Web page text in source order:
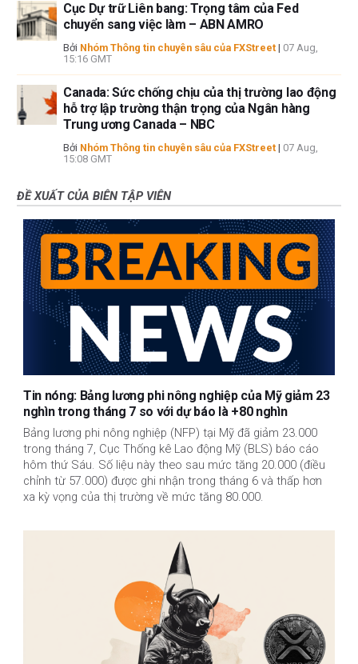
Cục Dự trữ Liên bang: Trọng tâm của Fed
chuyển sang việc làm – ABN AMRO
Bởi Nhóm Thông tin chuyên sâu của FXStreet | 07 Aug,
15:16 GMT
Canada: Sức chống chịu của thị trường lao động
hỗ trợ lập trường thận trọng của Ngân hàng
Trung ương Canada – NBC
Bởi Nhóm Thông tin chuyên sâu của FXStreet | 07 Aug,
15:08 GMT
ĐỀ XUẤT CỦA BIÊN TẬP VIÊN
Tin nóng: Bảng lương phi nông nghiệp của Mỹ giảm 23
nghìn trong tháng 7 so với dự báo là +80 nghìn
Bảng lương phi nông nghiệp (NFP) tại Mỹ đã giảm 23.000
trong tháng 7, Cục Thống kê Lao động Mỹ (BLS) báo cáo
hôm thứ Sáu. Số liệu này theo sau mức tăng 20.000 (điều
chỉnh từ 57.000) được ghi nhận trong tháng 6 và thấp hơn
xa kỳ vọng của thị trường về mức tăng 80.000.